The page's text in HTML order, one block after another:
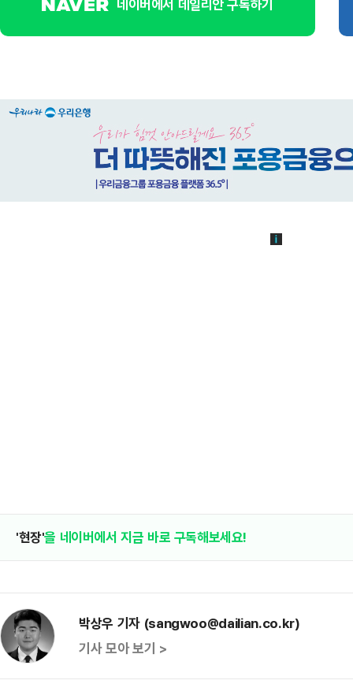
네이버에서 데일리안 구독하기
'현장'을 네이버에서 지금 바로 구독해보세요!
박상우 기자 (sangwoo@dailian.co.kr)
기사 모아 보기 >